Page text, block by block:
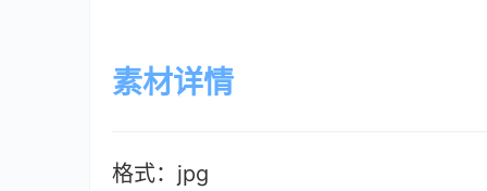
素材详情
格式：jpg